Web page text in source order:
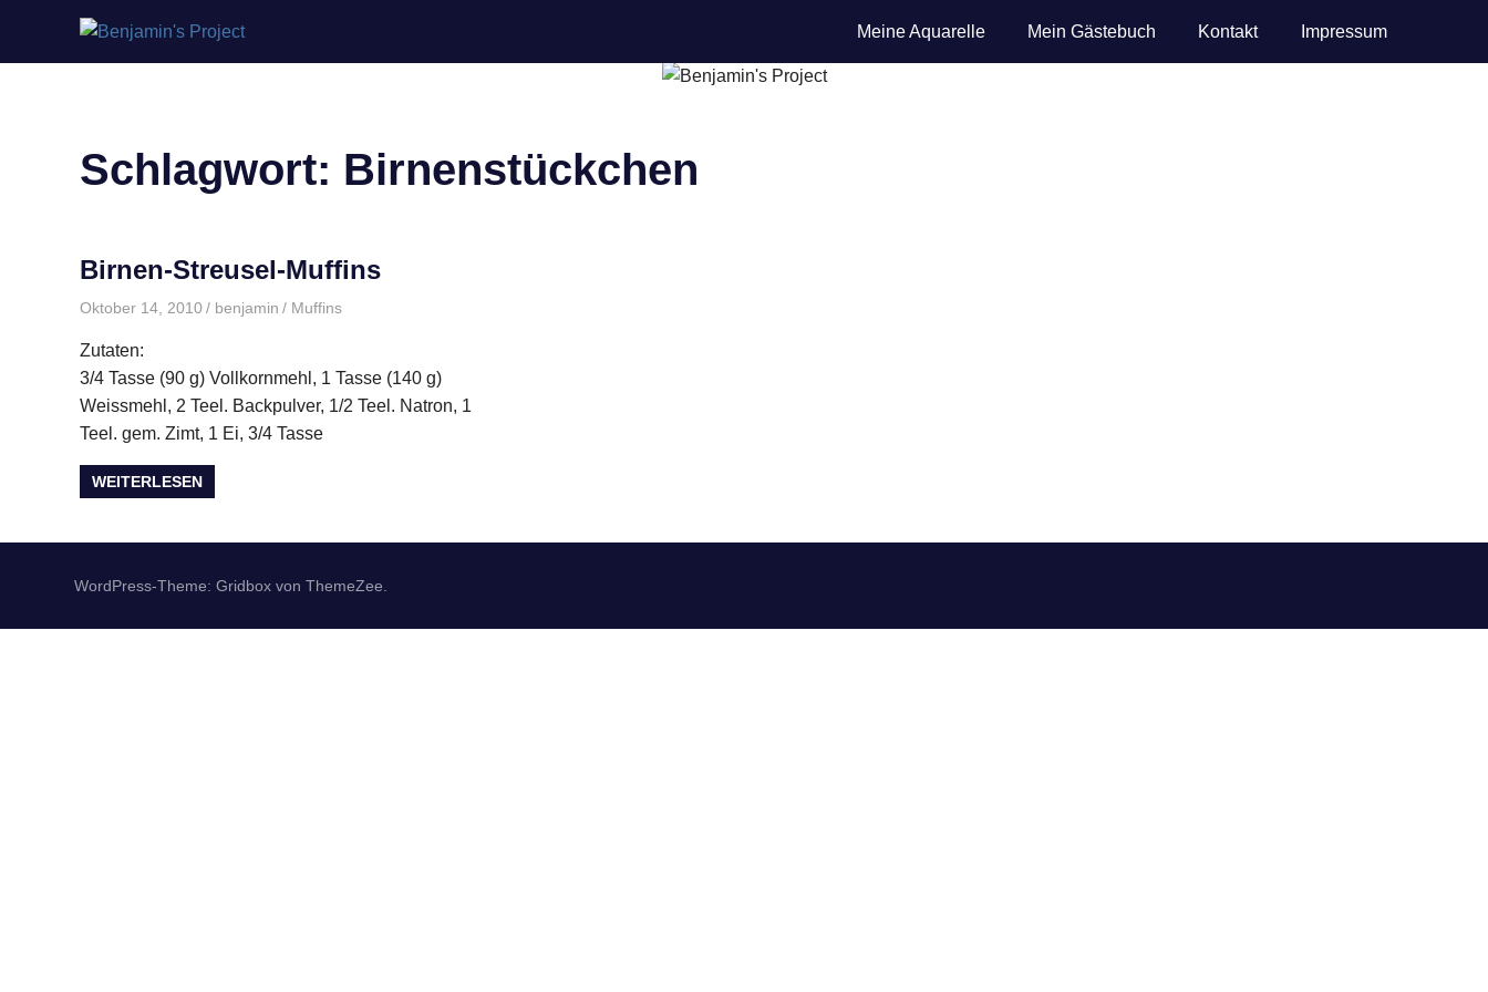
Meine Aquarelle Mein Gästebuch Kontakt Impressum
Schlagwort: Birnenstückchen
Birnen-Streusel-Muffins
Oktober 14, 2010 benjamin Muffins
Zutaten:
3/4 Tasse (90 g) Vollkornmehl, 1 Tasse (140 g)
Weissmehl, 2 Teel. Backpulver, 1/2 Teel. Natron, 1
Teel. gem. Zimt, 1 Ei, 3/4 Tasse
WEITERLESEN
WordPress-Theme: Gridbox von ThemeZee.